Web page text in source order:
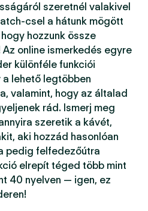
szeretnél valakivel
csel a hátunk mögött
hozzunk össze
online ismerkedés egyre
különféle funkciói
lehető legtöbben
valamint, hogy az általad
rád. Ismerj meg
szeretik a kávét,
aki hozzád hasonlóan
pedig felfedezőútra
elrepít téged több mint
40 nyelven — igen, ez